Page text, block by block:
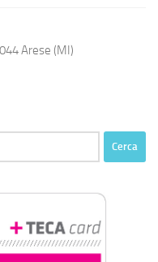
Arese (MI)